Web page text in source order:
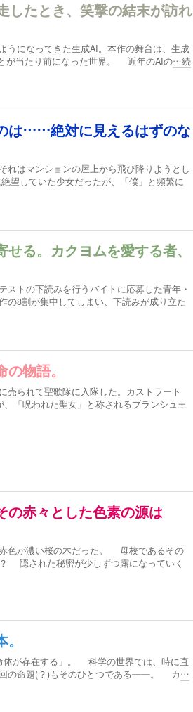
したとき、笑撃の結末が訪れ
になってきた生成AI。本作の舞台は、生成
が当たり前になった世界。 近年のAIの…続
は……絶対に見えるはずのな
はマンションの屋上から飛び降りようとし
していた少女だったが、「僕」と頻繁に
せる。カクヨムを愛する者、
トの下読みを行うバイトに応募した青年・
の8割が集中してしまい、下読みが成り立た
物語。
られて聖歌隊に入隊した。カストラート
「呪われた聖女」と称されるブランシュ王
の赤々とした色素の源は
色が濃い桜の木だった。 母校であるその
隠された秘密が少しずつ露になっていく
体が存在する」。 科学の世界では、時に直
回の命題(？)もそのひとつである――。 カ…